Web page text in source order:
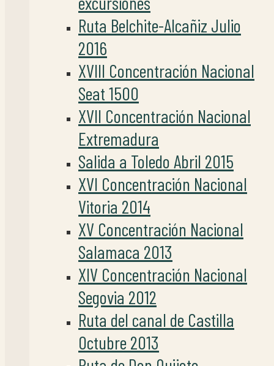
Ruta Belchite-Alcañiz Julio
2016
XVIII Concentración Nacional
Seat 1500
XVII Concentración Nacional
Extremadura
Salida a Toledo Abril 2015
XVI Concentración Nacional
Vitoria 2014
XV Concentración Nacional
Salamaca 2013
XIV Concentración Nacional
Segovia 2012
Ruta del canal de Castilla
Octubre 2013